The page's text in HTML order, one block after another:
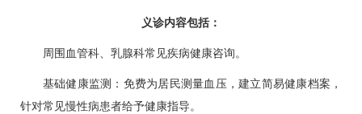
义诊内容包括：
周围血管科、 乳腺科常见疾病健康咨询。
基础健康监测：免费为居民测量血压，建立简易健康档案，
针对常见慢性病患者给予健康指导。